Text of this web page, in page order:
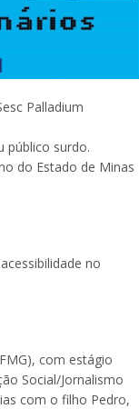
Palladium
público surdo.
do Estado de Minas
no
com estágio
Social/Jornalismo
com o filho Pedro,